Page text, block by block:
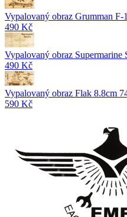
Vypalovaný obraz Grumman F-
490 Kč
Vypalovaný obraz Supermarine
490 Kč
Vypalovaný obraz Flak 8.8cm
590 Kč